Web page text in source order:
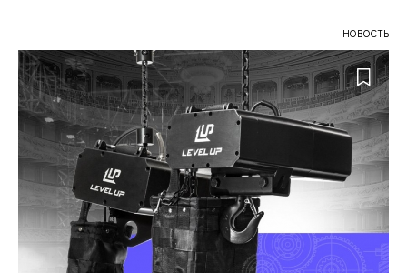
НОВОСТЬ